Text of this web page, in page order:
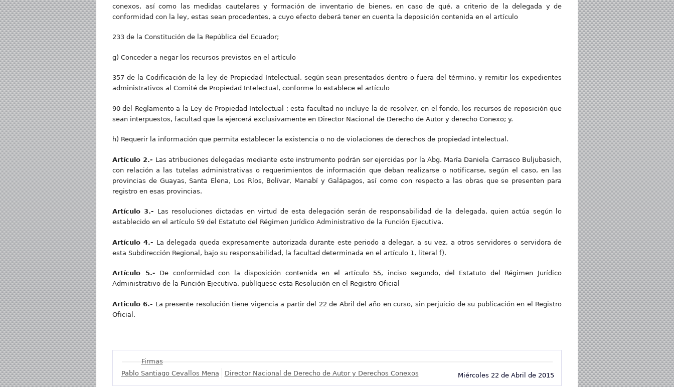
conexos, así como las medidas cautelares y formación de inventario de bienes, en caso de qué, a criterio de la delegada y de
conformidad con la ley, estas sean procedentes, a cuyo efecto deberá tener en cuenta la deposición contenida en el artículo
233 de la Constitución de la República del Ecuador;
g) Conceder a negar los recursos previstos en el artículo
357 de la Codificación de la ley de Propiedad Intelectual, según sean presentados dentro o fuera del término, y remitir los expedientes
administrativos al Comité de Propiedad Intelectual, conforme lo establece el artículo
90 del Reglamento a la Ley de Propiedad Intelectual ; esta facultad no incluye la de resolver, en el fondo, los recursos de reposición que
sean interpuestos, facultad que la ejercerá exclusivamente en Director Nacional de Derecho de Autor y derecho Conexo; y.
h) Requerir la información que permita establecer la existencia o no de violaciones de derechos de propiedad intelectual.
Artículo 2.- Las atribuciones delegadas mediante este instrumento podrán ser ejercidas por la Abg. María Daniela Carrasco Buljubasich,
con relación a las tutelas administrativas o requerimientos de información que deban realizarse o notificarse, según el caso, en las
provincias de Guayas, Santa Elena, Los Ríos, Bolívar, Manabí y Galápagos, así como con respecto a las obras que se presenten para
registro en esas provincias.
Artícul o 3.- Las resoluciones dictadas en virtud de esta delegación serán de responsabilidad de la delegada, quien actúa según lo
establecido en el artículo 59 del Estatuto del Régimen Jurídico Administrativo de la Función Ejecutiva.
Artículo 4.- La delegada queda expresamente autorizada durante este periodo a delegar, a su vez, a otros servidores o servidora de
esta Subdirección Regional, bajo su responsabilidad, la facultad determinada en el artículo 1, literal f).
Artícul o 5.- De conformidad con la disposición contenida en el artículo 55, inciso segundo, del Estatuto del Régimen Jurídico
Administrativo de la Función Ejecutiva, publíquese esta Resolución en el Registro Oficial
Articulo 6.- La presente resolución tiene vigencia a partir del 22 de Abril del año en curso, sin perjuicio de su publicación en el Registro
Oficial.
Mostrar
Firmas
Miércoles 22 de Abril de 2015
Pablo Santiago Cevallos Mena Director Nacional de Derecho de Autor y Derechos Conexos